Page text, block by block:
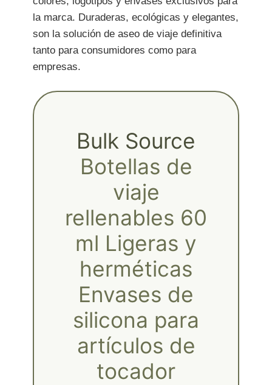
la marca. Duraderas, ecológicas y elegantes,
son la solución de aseo de viaje definitiva
tanto para consumidores como para
empresas.
Bulk Source
Botellas de
viaje
rellenables 60
ml Ligeras y
herméticas
Envases de
silicona para
artículos de
tocador